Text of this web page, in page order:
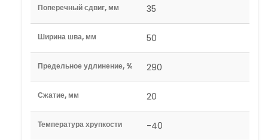
Поперечный сдвиг, мм 35
Ширина шва, мм 50
Предельное удлинение, % 290
Сжатие, мм 20
Температура хрупкости -40